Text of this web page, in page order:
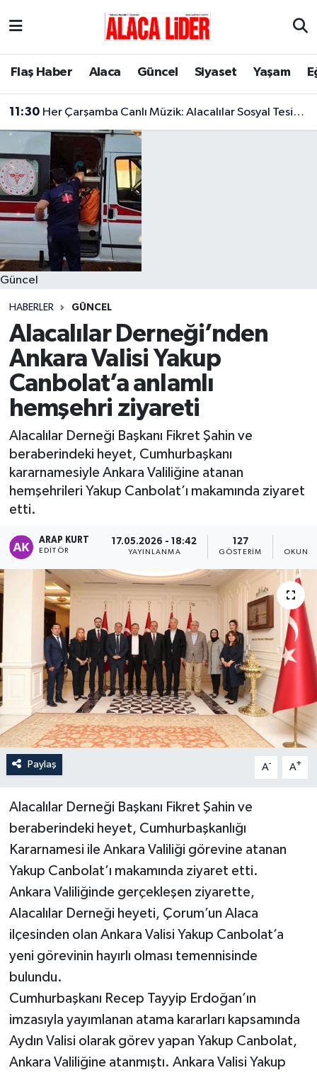
Flaş Haber Alaca Güncel Siyaset Yaşam
11:30 Her Çarşamba Canlı Müzik: Alacalılar Sosyal Tesislerde Buluşuyor!
Güncel
HABERLER GÜNCEL
Alacalılar Derneği’nden
Ankara Valisi Yakup
Canbolat’a anlamlı
hemşehri ziyareti
Alacalılar Derneği Başkanı Fikret Şahin ve
beraberindeki heyet, Cumhurbaşkanı
kararnamesiyle Ankara Valiliğine atanan
hemşehrileri Yakup Canbolat’ı makamında ziyaret
etti.
ARAP KURT
EDITÖR
17.05.2026 - 18:42
YAYINLANMA
127
GÖSTERIM
Paylaş A- A+
Alacalılar Derneği Başkanı Fikret Şahin ve
beraberindeki heyet, Cumhurbaşkanlığı
Kararnamesi ile Ankara Valiliği görevine atanan
Yakup Canbolat’ı makamında ziyaret etti.
Ankara Valiliğinde gerçekleşen ziyarette,
Alacalılar Derneği heyeti, Çorum’un Alaca
ilçesinden olan Ankara Valisi Yakup Canbolat’a
yeni görevinin hayırlı olması temennisinde
bulundu.
Cumhurbaşkanı Recep Tayyip Erdoğan’ın
imzasıyla yayımlanan atama kararları kapsamında
Aydın Valisi olarak görev yapan Yakup Canbolat,
Ankara Valiliğine atanmıştı. Ankara Valisi Yakup
Çorum Nöbetçi Eczaneler
Çorum Trafik Yoğunluk Haritası
Süper Lig Puan Durumu ve Fikstür
Tüm Manşetler
Son Dakika Haberleri
Haber Arşivi